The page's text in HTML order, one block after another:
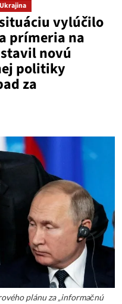
vylúčilo
prímeria na
novú
politiky
za
plánu za „informačnú